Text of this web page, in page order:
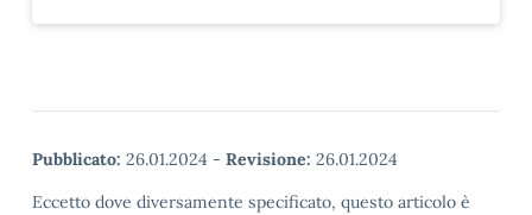
Pubblicato: 26.01.2024 - Revisione: 26.01.2024
Eccetto dove diversamente specificato, questo articolo è